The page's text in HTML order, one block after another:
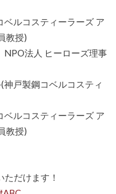
ルコスティーラーズ ア
教授)
法人 ヒーローズ理事
戸製鋼コベルコスティ
ルコスティーラーズ ア
教授)
だけます！